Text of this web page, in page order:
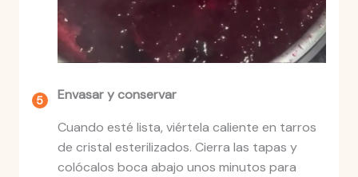
Envasar y conservar
Cuando esté lista, viértela caliente en tarros
de cristal esterilizados. Cierra las tapas y
colócalos boca abajo unos minutos para